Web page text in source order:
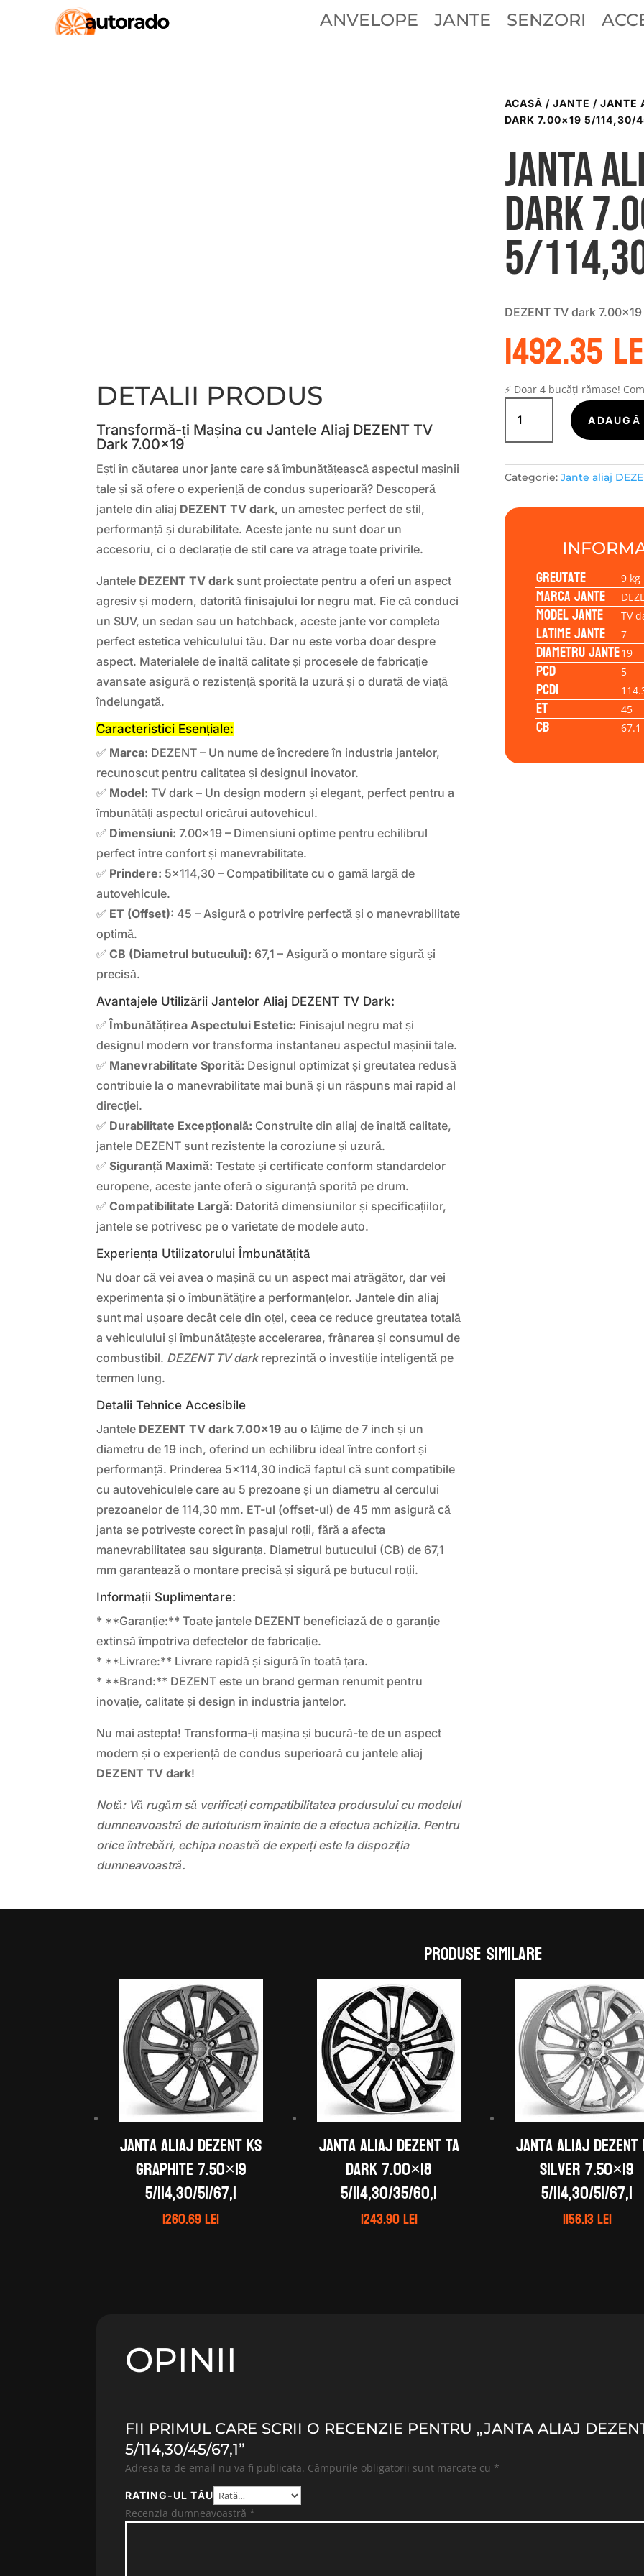
ANVELOPE JANTE SENZORI
DETALII PRODUS
Transformă-ți Mașina cu Jantele Aliaj DEZENT TV
Dark 7.00×19
Ești în căutarea unor jante care să îmbunătățească aspectul mașinii
tale și să ofere o experiență de condus superioară? Descoperă
jantele din aliaj DEZENT TV dark, un amestec perfect de stil,
performanță și durabilitate. Aceste jante nu sunt doar un
accesoriu, ci o declarație de stil care va atrage toate privirile.
Jantele DEZENT TV dark sunt proiectate pentru a oferi un aspect
agresiv și modern, datorită finisajului lor negru mat. Fie că conduci
un SUV, un sedan sau un hatchback, aceste jante vor completa
perfect estetica vehiculului tău. Dar nu este vorba doar despre
aspect. Materialele de înaltă calitate și procesele de fabricație
avansate asigură o rezistență sporită la uzură și o durată de viață
îndelungată.
Caracteristici Esențiale:
✅ Marca: DEZENT – Un nume de încredere în industria jantelor,
recunoscut pentru calitatea și designul inovator.
✅ Model: TV dark – Un design modern și elegant, perfect pentru a
îmbunătăți aspectul oricărui autovehicul.
✅ Dimensiuni: 7.00×19 – Dimensiuni optime pentru echilibrul
perfect între confort și manevrabilitate.
✅ Prindere: 5×114,30 – Compatibilitate cu o gamă largă de
autovehicule.
✅ ET (Offset): 45 – Asigură o potrivire perfectă și o manevrabilitate
optimă.
✅CB (Diametrul butucului): 67,1 – Asigură o montare sigură și
precisă.
Avantajele Utilizării Jantelor Aliaj DEZENT TV Dark:
✅Îmbunătățirea Aspectului Estetic: Finisajul negru mat și
designul modern vor transforma instantaneu aspectul mașinii tale.
✅ Manevrabilitate Sporită: Designul optimizat și greutatea redusă
contribuie la o manevrabilitate mai bună și un răspuns mai rapid al
direcției.
✅ Durabilitate Excepțională: Construite din aliaj de înaltă calitate,
jantele DEZENT sunt rezistente la coroziune și uzură.
✅Siguranță Maximă: Testate și certificate conform standardelor
europene, aceste jante oferă o siguranță sporită pe drum.
✅Compatibilitate Largă: Datorită dimensiunilor și specificațiilor,
jantele se potrivesc pe o varietate de modele auto.
Experiența Utilizatorului Îmbunătățită
Nu doar că vei avea o mașină cu un aspect mai atrăgător, dar vei
experimenta și o îmbunătățire a performanțelor. Jantele din aliaj
sunt mai ușoare decât cele din oțel, ceea ce reduce greutatea totală
a vehiculului și îmbunătățește accelerarea, frânarea și consumul de
combustibil. DEZENT TV darkreprezintă o investiție inteligentă pe
termen lung.
Detalii Tehnice Accesibile
Jantele DEZENT TV dark 7.00×19 au o lățime de 7 inch și un
diametru de 19 inch, oferind un echilibru ideal între confort și
performanță. Prinderea 5×114,30 indică faptul că sunt compatibile
cu autovehiculele care au 5 prezoane și un diametru al cercului
prezoanelor de 114,30 mm. ET-ul (offset-ul) de 45 mm asigură că
janta se potrivește corect în pasajul roții, fără a afecta
manevrabilitatea sau siguranța. Diametrul butucului (CB) de 67,1
mm garantează o montare precisă și sigură pe butucul roții.
Informații Suplimentare:
* **Garanție:** Toate jantele DEZENT beneficiază de o garanție
extinsă împotriva defectelor de fabricație.
* **Livrare:** Livrare rapidă și sigură în toată țara.
* **Brand:** DEZENT este un brand german renumit pentru
inovație, calitate și design în industria jantelor.
Nu mai astepta! Transforma-ți mașina și bucură-te de un aspect
modern și o experiență de condus superioară cu jantele aliaj
DEZENT TV dark!
Notă: Vă rugăm să verificați compatibilitatea produsului cu modelul
dumneavoastră de autoturism înainte de a efectua achiziția. Pentru
orice întrebări, echipa noastră de experți este la dispoziția
dumneavoastră.
ACASĂ / JANTE / JANTE
DARK 7.00×19 5/114,30/
Janta
dark
5/
DEZENT TV dark
1492.35
⚡ Doar 4 bucăți rămase!
Cantitate
Janta
aliaj
TV
dark
7.00x19
5/114,30/45/67,1
Categorie: Jante aliaj
Greutate 9 kg
Marca jante
Model jante TV
Latime jante 7
Diametru jante19
PCD 5
PCD1
ET 45
CB 67.1
Produse similare
Janta aliaj DEZENT KS
graphite 7.50×19
5/114,30/51/67,1
1260.69lei
Janta aliaj DEZENT TA
dark 7.00×18
5/114,30/35/60,1
1243.90lei
Janta aliaj DEZENT
silver 7.50×19
5/114,30/51/67,1
1156.13lei
OPINII
FII PRIMUL CARE SCRII O RECENZIE PENTRU „JANTA ALIAJ
5/114,30/45/67,1”
Adresa ta de email nu va fi publicată. Câmpurile obligatorii sunt marcate cu *
RATING-UL TĂU
Recenzia dumneavoastră *